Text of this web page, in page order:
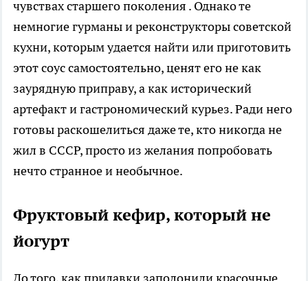
чувствах старшего поколения . Однако те
немногие гурманы и реконструкторы советской
кухни, которым удается найти или приготовить
этот соус самостоятельно, ценят его не как
заурядную приправу, а как исторический
артефакт и гастрономический курьез. Ради него
готовы раскошелиться даже те, кто никогда не
жил в СССР, просто из желания попробовать
нечто странное и необычное.
Фруктовый кефир, который не
йогурт
До того, как прилавки заполонили красочные